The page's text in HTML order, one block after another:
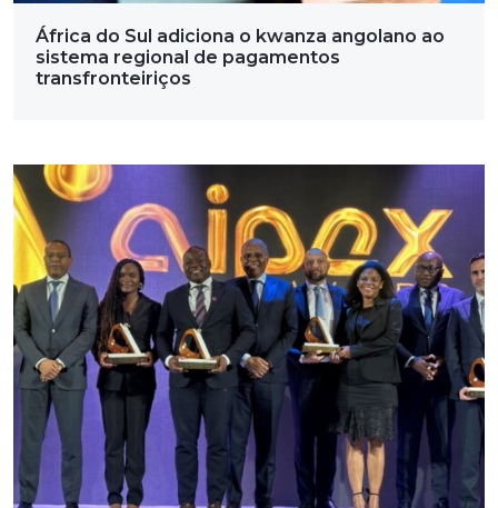
África do Sul adiciona o kwanza angolano ao
sistema regional de pagamentos
transfronteiriços